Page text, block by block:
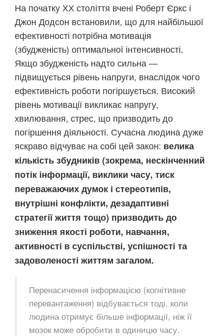
На початку ХХ століття вчені Роберт Єркс і
Джон Додсон встановили, що для найбільшої
ефективності потрібна мотивація
(збудженість) оптимальної інтенсивності.
Якщо збудженість надто сильна —
підвищується рівень напруги, внаслідок чого
ефективність роботи погіршується. Високий
рівень мотивації викликає напругу,
хвилювання, стрес, що призводить до
погіршення діяльності. Сучасна людина дуже
яскраво відчуває на собі цей закон: велика
кількість збудників (зокрема, нескінченний
потік інформації, виклики часу, тиск
переважаючих думок і стереотипів,
внутрішні конфлікти, дезадаптивні
стратегії життя тощо) призводить до
зниження якості роботи, навчання,
активності в суспільстві, успішності та
задоволеності життям загалом.
Перенасичення інформацією (когнітивне
перевантаження) відбувається тоді, коли
людина отримує більше інформації, ніж її
мозок може обробити в одиницю часу.